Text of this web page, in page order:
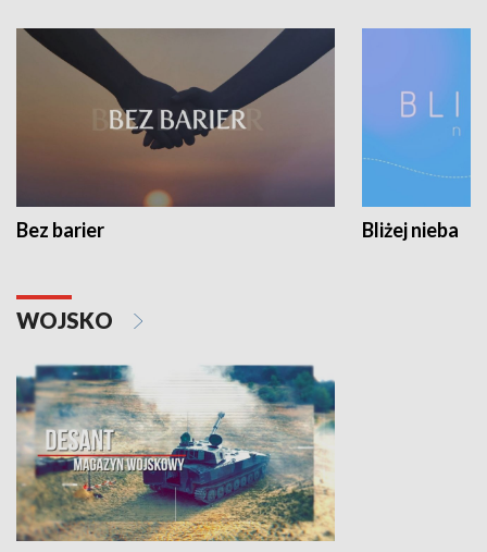
Bez barier Bliżej nieba
WOJSKO